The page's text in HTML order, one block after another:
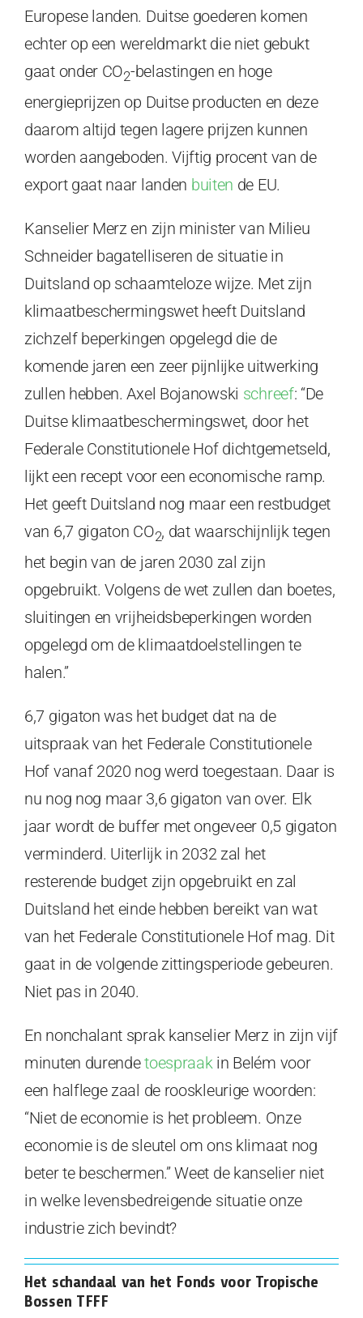
Europese landen. Duitse goederen komen
echter op een wereldmarkt die niet gebukt
gaat onder CO2-belastingen en hoge
energieprijzen op Duitse producten en deze
daarom altijd tegen lagere prijzen kunnen
worden aangeboden. Vijftig procent van de
export gaat naar landen buiten de EU.
Kanselier Merz en zijn minister van Milieu
Schneider bagatelliseren de situatie in
Duitsland op schaamteloze wijze. Met zijn
klimaatbeschermingswet heeft Duitsland
zichzelf beperkingen opgelegd die de
komende jaren een zeer pijnlijke uitwerking
zullen hebben. Axel Bojanowski schreef: “De
Duitse klimaatbeschermingswet, door het
Federale Constitutionele Hof dichtgemetseld,
lijkt een recept voor een economische ramp.
Het geeft Duitsland nog maar een restbudget
van 6,7 gigaton CO2, dat waarschijnlijk tegen
het begin van de jaren 2030 zal zijn
opgebruikt. Volgens de wet zullen dan boetes,
sluitingen en vrijheidsbeperkingen worden
opgelegd om de klimaatdoelstellingen te
halen.”
6,7 gigaton was het budget dat na de
uitspraak van het Federale Constitutionele
Hof vanaf 2020 nog werd toegestaan. Daar is
nu nog nog maar 3,6 gigaton van over. Elk
jaar wordt de buffer met ongeveer 0,5 gigaton
verminderd. Uiterlijk in 2032 zal het
resterende budget zijn opgebruikt en zal
Duitsland het einde hebben bereikt van wat
van het Federale Constitutionele Hof mag. Dit
gaat in de volgende zittingsperiode gebeuren.
Niet pas in 2040.
En nonchalant sprak kanselier Merz in zijn vijf
minuten durendetoespraakin Belém voor
een halflege zaal de rooskleurige woorden:
“Niet de economie is het probleem. Onze
economie is de sleutel om ons klimaat nog
beter te beschermen.” Weet de kanselier niet
in welke levensbedreigende situatie onze
industrie zich bevindt?
Het schandaal van het Fonds voor Tropische
Bossen TFFF